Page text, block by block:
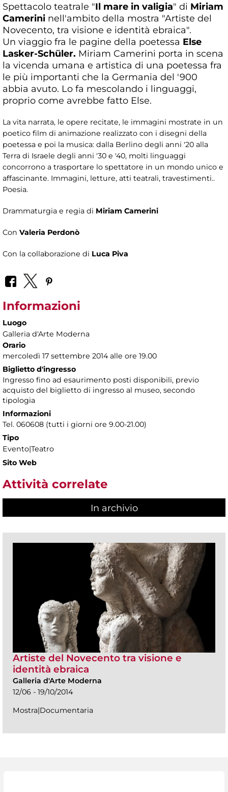
Spettacolo teatrale "Il mare in valigia" di Miriam
Camerini nell'ambito della mostra "Artiste del
Novecento, tra visione e identità ebraica".
Un viaggio fra le pagine della poetessa Else
Lasker-Schüler. Miriam Camerini porta in scena
la vicenda umana e artistica di una poetessa fra
le più importanti che la Germania del '900
abbia avuto. Lo fa mescolando i linguaggi,
proprio come avrebbe fatto Else.
La vita narrata, le opere recitate, le immagini mostrate in un
poetico film di animazione realizzato con i disegni della
poetessa e poi la musica: dalla Berlino degli anni '20 alla
Terra di Israele degli anni '30 e '40, molti linguaggi
concorrono a trasportare lo spettatore in un mondo unico e
affascinante. Immagini, letture, atti teatrali, travestimenti..
Poesia.
Drammaturgia e regia di Miriam Camerini
Con Valeria Perdonò
Con la collaborazione di Luca Piva
Informazioni
Luogo
Galleria d'Arte Moderna
Orario
mercoledì 17 settembre 2014 alle ore 19.00
Biglietto d'ingresso
Ingresso fino ad esaurimento posti disponibili, previo
acquisto del biglietto di ingresso al museo, secondo
tipologia
Informazioni
Tel. 060608 (tutti i giorni ore 9.00-21.00)
Tipo
Evento|Teatro
Sito Web
Attività correlate
In archivio
Artiste del Novecento tra visione e
identità ebraica
Galleria d'Arte Moderna
12/06 - 19/10/2014
Mostra|Documentaria